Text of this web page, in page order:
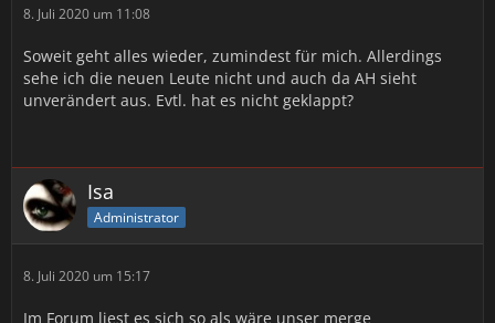
8. Juli 2020 um 11:08
Soweit geht alles wieder, zumindest für mich. Allerdings
sehe ich die neuen Leute nicht und auch da AH sieht
unverändert aus. Evtl. hat es nicht geklappt?
Isa
Administrator
8. Juli 2020 um 15:17
Im Forum liest es sich so als wäre unser merge